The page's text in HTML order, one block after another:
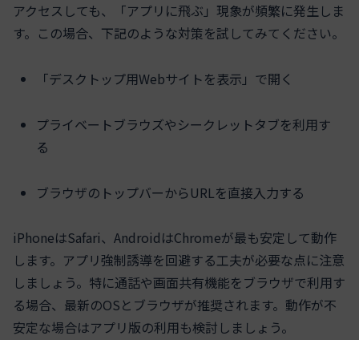
アクセスしても、「アプリに飛ぶ」現象が頻繁に発生しま
す。この場合、下記のような対策を試してみてください。
「デスクトップ用Webサイトを表示」で開く
プライベートブラウズやシークレットタブを利用す
る
ブラウザのトップバーからURLを直接入力する
iPhoneはSafari、AndroidはChromeが最も安定して動作
します。アプリ強制誘導を回避する工夫が必要な点に注意
しましょう。特に通話や画面共有機能をブラウザで利用す
る場合、最新のOSとブラウザが推奨されます。動作が不
安定な場合はアプリ版の利用も検討しましょう。